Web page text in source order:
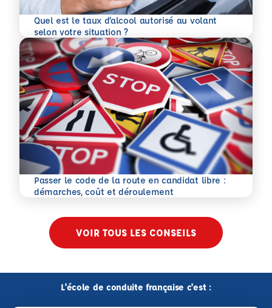
Quel est le taux d’alcool autorisé au volant
selon votre situation ?
En savoir plus
Passer le code de la route en candidat libre :
démarches, coût et déroulement
En savoir plus
VOIR TOUS LES CONSEILS
L'école de conduite française c'est :